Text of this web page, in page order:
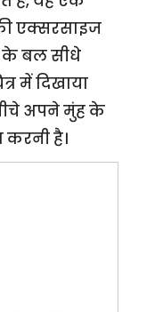
एक्सरसाइज
बल सीधे
में दिखाया
अपने मुंह के
है।